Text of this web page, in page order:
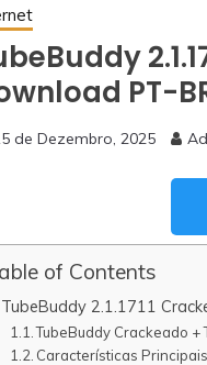
PT-
de Dezembro, 2025
of Contents
TubeBuddy 2.1.1711
TubeBuddy Crackeado +
Características